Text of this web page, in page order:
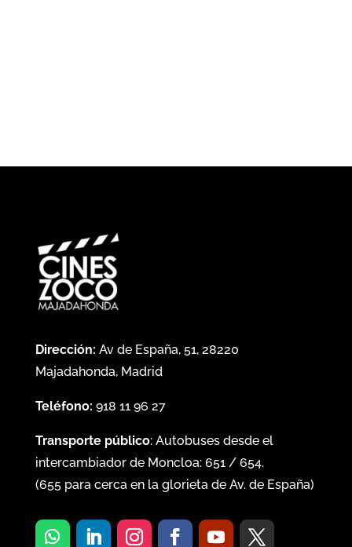
Dirección: Av de España, 51, 28220
Majadahonda, Madrid
Teléfono: 918 11 96 27
Transporte público: Autobuses desde el
intercambiador de Moncloa: 651/ 654.
(655para cerca en la glorieta de Av. de España)